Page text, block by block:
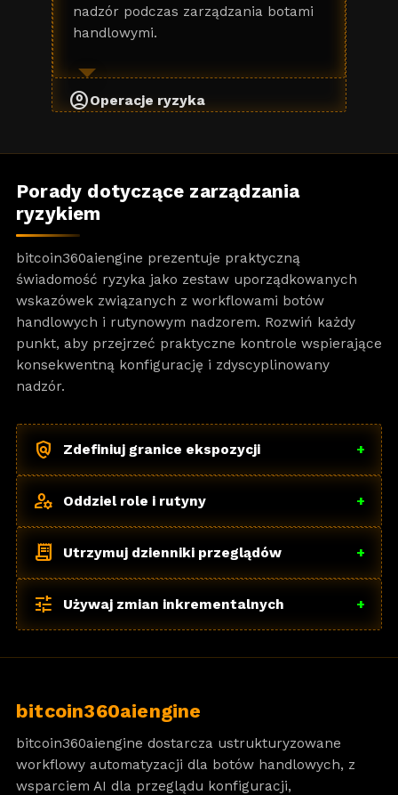
nadzór podczas zarządzania botami
handlowymi.
account_circleOperacje ryzyka
Porady dotyczące zarządzania
ryzykiem
bitcoin360aiengine prezentuje praktyczną
świadomość ryzyka jako zestaw uporządkowanych
wskazówek związanych z workflowami botów
handlowych i rutynowym nadzorem. Rozwiń każdy
punkt, aby przejrzeć praktyczne kontrole wspierające
konsekwentną konfigurację i zdyscyplinowany
nadzór.
policy Zdefiniuj granice ekspozycji +
manage_accounts Oddziel role i rutyny +
receipt_long Utrzymuj dzienniki przeglądów +
tune Używaj zmian inkrementalnych +
bitcoin360aiengine
bitcoin360aiengine dostarcza ustrukturyzowane
workflowy automatyzacji dla botów handlowych, z
wsparciem AI dla przeglądu konfiguracji,